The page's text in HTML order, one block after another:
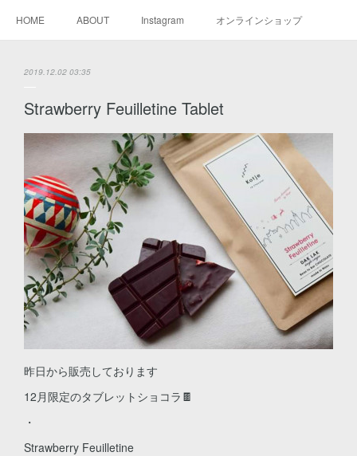
HOME ABOUT Instagram オンラインショップ
2019.12.02 03:35
Strawberry Feuilletine Tablet
昨日から販売しております
12月限定のタブレットショコラ🍫
・
Strawberry Feuilletine